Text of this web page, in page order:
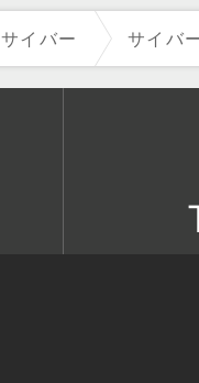
サイバー サイバ